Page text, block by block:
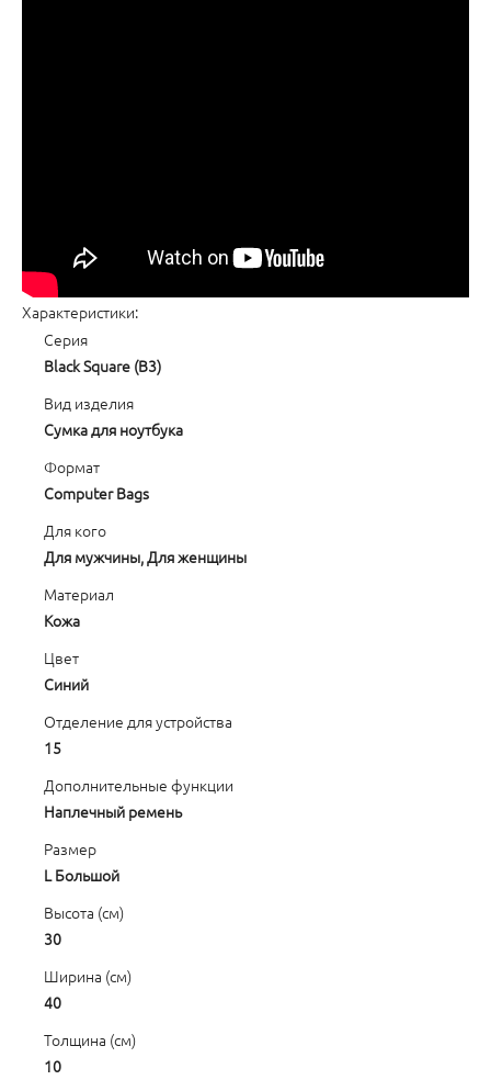
Характеристики:
Серия
Black Square (B3)
Вид изделия
Сумка для ноутбука
Формат
Computer Bags
Для кого
Для мужчины, Для женщины
Материал
Кожа
Цвет
Синий
Отделение для устройства
15
Дополнительные функции
Наплечный ремень
Размер
L Большой
Высота (см)
30
Ширина (см)
40
Толщина (см)
10